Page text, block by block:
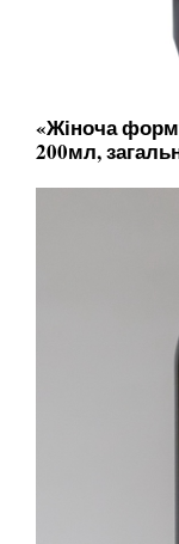
«Жіноча
200мл,